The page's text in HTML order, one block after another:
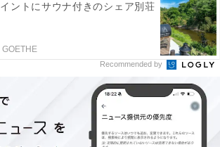
ントにサウナ付きのシェア別荘
Recommended by